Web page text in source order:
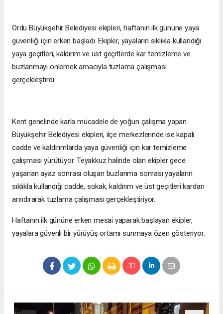
Ordu Büyükşehir Belediyesi ekipleri, haftanın ilk gününe yaya
güvenliği için erken başladı. Ekipler, yayaların sıklıkla kullandığı
yaya geçitleri, kaldırım ve üst geçitlerde kar temizleme ve
buzlanmayı önlemek amacıyla tuzlama çalışması
gerçekleştirdi.
Kent genelinde karla mücadele de yoğun çalışma yapan
Büyükşehir Belediyesi ekipleri, ilçe merkezlerinde ise kapalı
cadde ve kaldırımlarda yaya güvenliği için kar temizleme
çalışması yürütüyor. Teyakkuz halinde olan ekipler gece
yaşanan ayaz sonrası oluşan buzlanma sonrası yayaların
sıklıkla kullandığı cadde, sokak, kaldırım ve üst geçitleri kardan
arındırarak tuzlama çalışması gerçekleştiriyor.
Haftanın ilk gününe erken mesai yaparak başlayan ekipler,
yayalara güvenli bir yürüyüş ortamı sunmaya özen gösteriyor.